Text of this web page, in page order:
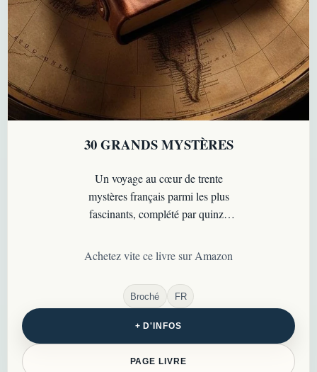
30 GRANDS MYSTÈRES
Un voyage au cœur de trente
mystères français parmi les plus
fascinants, complété par quinze
dans le monde…
Achetez vite ce livre sur Amazon
Broché FR
+ D'INFOS
PAGE LIVRE